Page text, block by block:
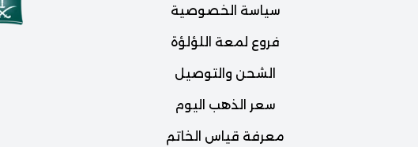
سياسة الخصوصية
فروع لمعة اللؤلؤة
الشحن والتوصيل
سعر الذهب اليوم
معرفة قياس الخاتم